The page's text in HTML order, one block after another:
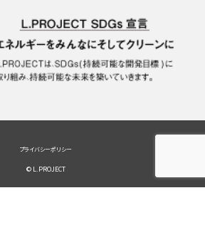
プライバシーポリシー
© L.PROJECT